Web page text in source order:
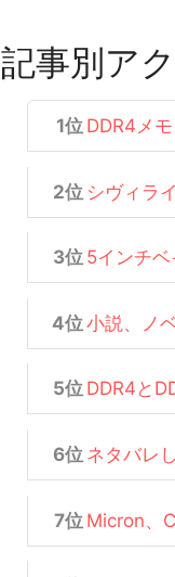
記事別ア
DDR4メ
シヴィラ
5インチ
小説、ノ
DDR4と
ネタバレ
Micron、